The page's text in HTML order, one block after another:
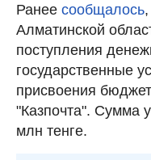
Ранее сообщалось
Алматинской
поступления
государственные
присвоения
"Казпочта". Сумма
млн тенге.